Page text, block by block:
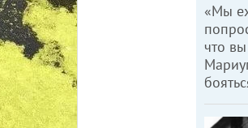
«Мы
что